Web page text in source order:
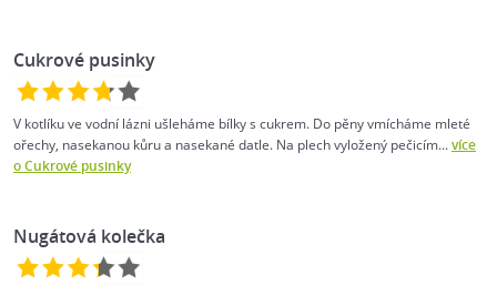
Cukrové pusinky
V kotlíku ve vodní lázni ušleháme bílky s cukrem. Do pěny vmícháme mleté
ořechy, nasekanou kůru a nasekané datle. Na plech vyložený pečicím...více
o Cukrové pusinky
Nugátová kolečka